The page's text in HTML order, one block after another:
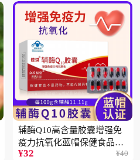
辅酶Q10高含量胶囊增强免
疫力抗氧化蓝帽保健食品批
发一件代发2盒
¥32 ¥40